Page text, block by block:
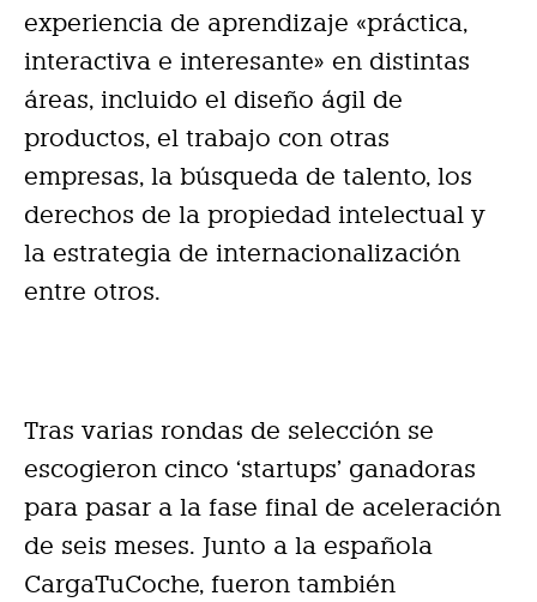
experiencia de aprendizaje «práctica,
interactiva e interesante» en distintas
áreas, incluido el diseño ágil de
productos, el trabajo con otras
empresas, la búsqueda de talento, los
derechos de la propiedad intelectual y
la estrategia de internacionalización
entre otros.
Tras varias rondas de selección se
escogieron cinco ‘startups’ ganadoras
para pasar a la fase final de aceleración
de seis meses. Junto a la española
CargaTuCoche, fueron también